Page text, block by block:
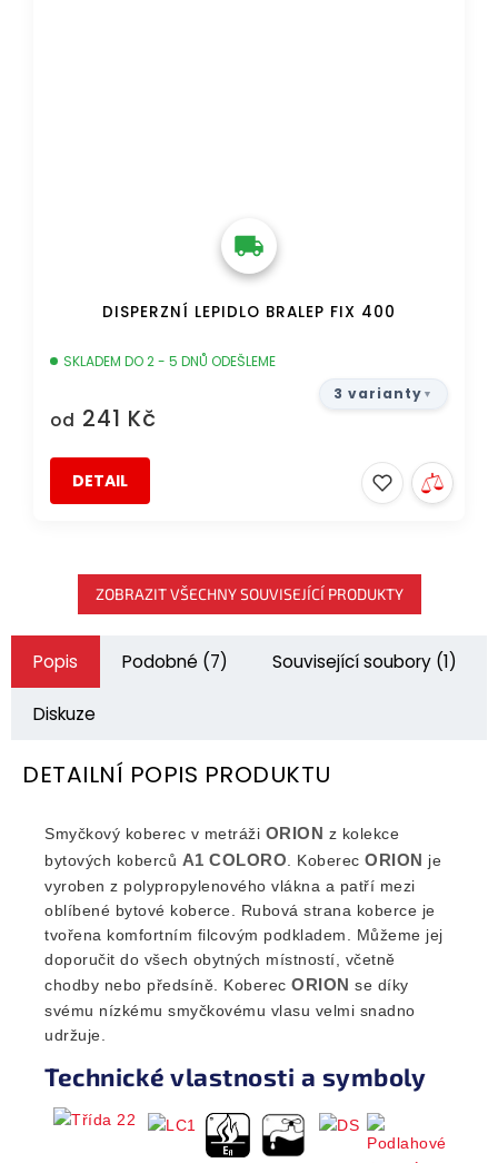
DISPERZNÍ LEPIDLO BRALEP FIX 400
SKLADEM DO 2 - 5 DNŮ ODEŠLEME
od 241 Kč
DETAIL
3 varianty
ZOBRAZIT VŠECHNY SOUVISEJÍCÍ PRODUKTY
Popis Podobné (7) Související soubory (1)
Diskuze
DETAILNÍ POPIS PRODUKTU
Smyčkový koberec v metráži ORION z kolekce
bytových koberců A1 COLORO. Koberec ORION je
vyroben z polypropylenového vlákna a patří mezi
oblíbené bytové koberce. Rubová strana koberce je
tvořena komfortním filcovým podkladem. Můžeme jej
doporučit do všech obytných místností, včetně
chodby nebo předsíně. Koberec ORION se díky
svému nízkému smyčkovému vlasu velmi snadno
udržuje.
Technické vlastnosti a symboly